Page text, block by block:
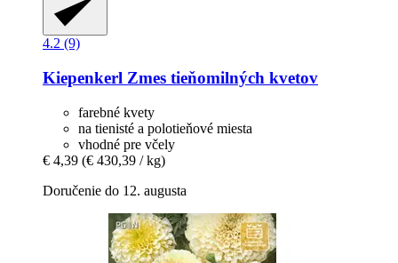
4.2 (9)
Kiepenkerl Zmes tieňomilných kvetov
farebné kvety
na tienisté a polotieňové miesta
vhodné pre včely
€ 4,39 (€ 430,39 / kg)
Doručenie do 12. augusta